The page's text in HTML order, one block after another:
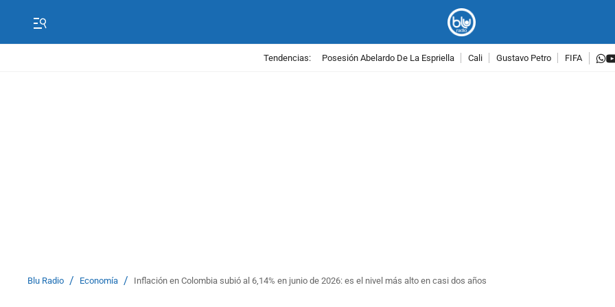
Tendencias: Posesión Abelardo De La Espriella Cali Gustavo Petro FIFA
Blu Radio / Economía / Inflación en Colombia subió al 6,14% en junio de 2026: es el nivel más alto en casi dos años